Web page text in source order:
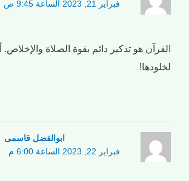
فبراير 21, 2023 الساعة 9:45 ص
القرآن هو تذكير دائم بقوة الصلاة والإخلاص.
لخلودها!
ابوالفضل قاسمی
فبراير 22, 2023 الساعة 6:00 م